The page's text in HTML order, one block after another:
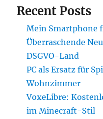
Recent Posts
Mein Smartphone
Überraschende
DSGVO-Land
PC als Ersatz für
Wohnzimmer
VoxeLibre:
im Minecraft-Stil